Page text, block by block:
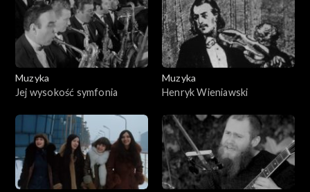
Muzyka
Jej wysokość symfonia
Muzyka
Henryk Wieniawski